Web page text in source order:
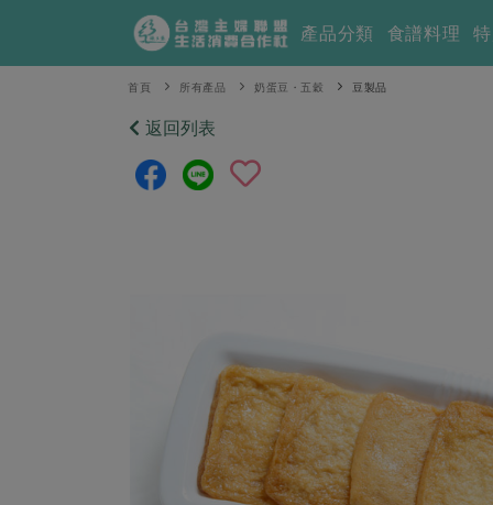
產品分類 食譜料理
首頁 所有產品 奶蛋豆・五穀 豆製品
返回列表